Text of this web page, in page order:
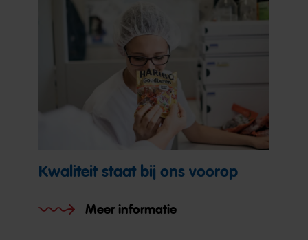
Kwaliteit staat bij ons voorop
Meer informatie